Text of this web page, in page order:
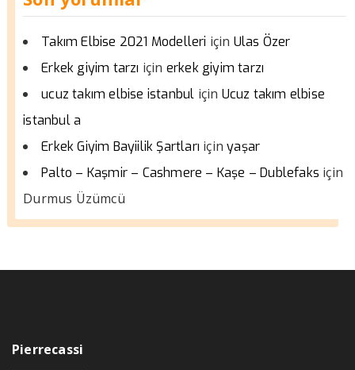
Takım Elbise 2021 Modelleri için Ulas Özer
Erkek giyim tarzı için erkek giyim tarzı
ucuz takım elbise istanbul için Ucuz takım elbise
istanbul a
Erkek Giyim Bayiilik Şartları içinyaşar
Palto – Kaşmir – Cashmere – Kaşe – Dublefaks için
Durmus Üzümcü
Pierrecassi